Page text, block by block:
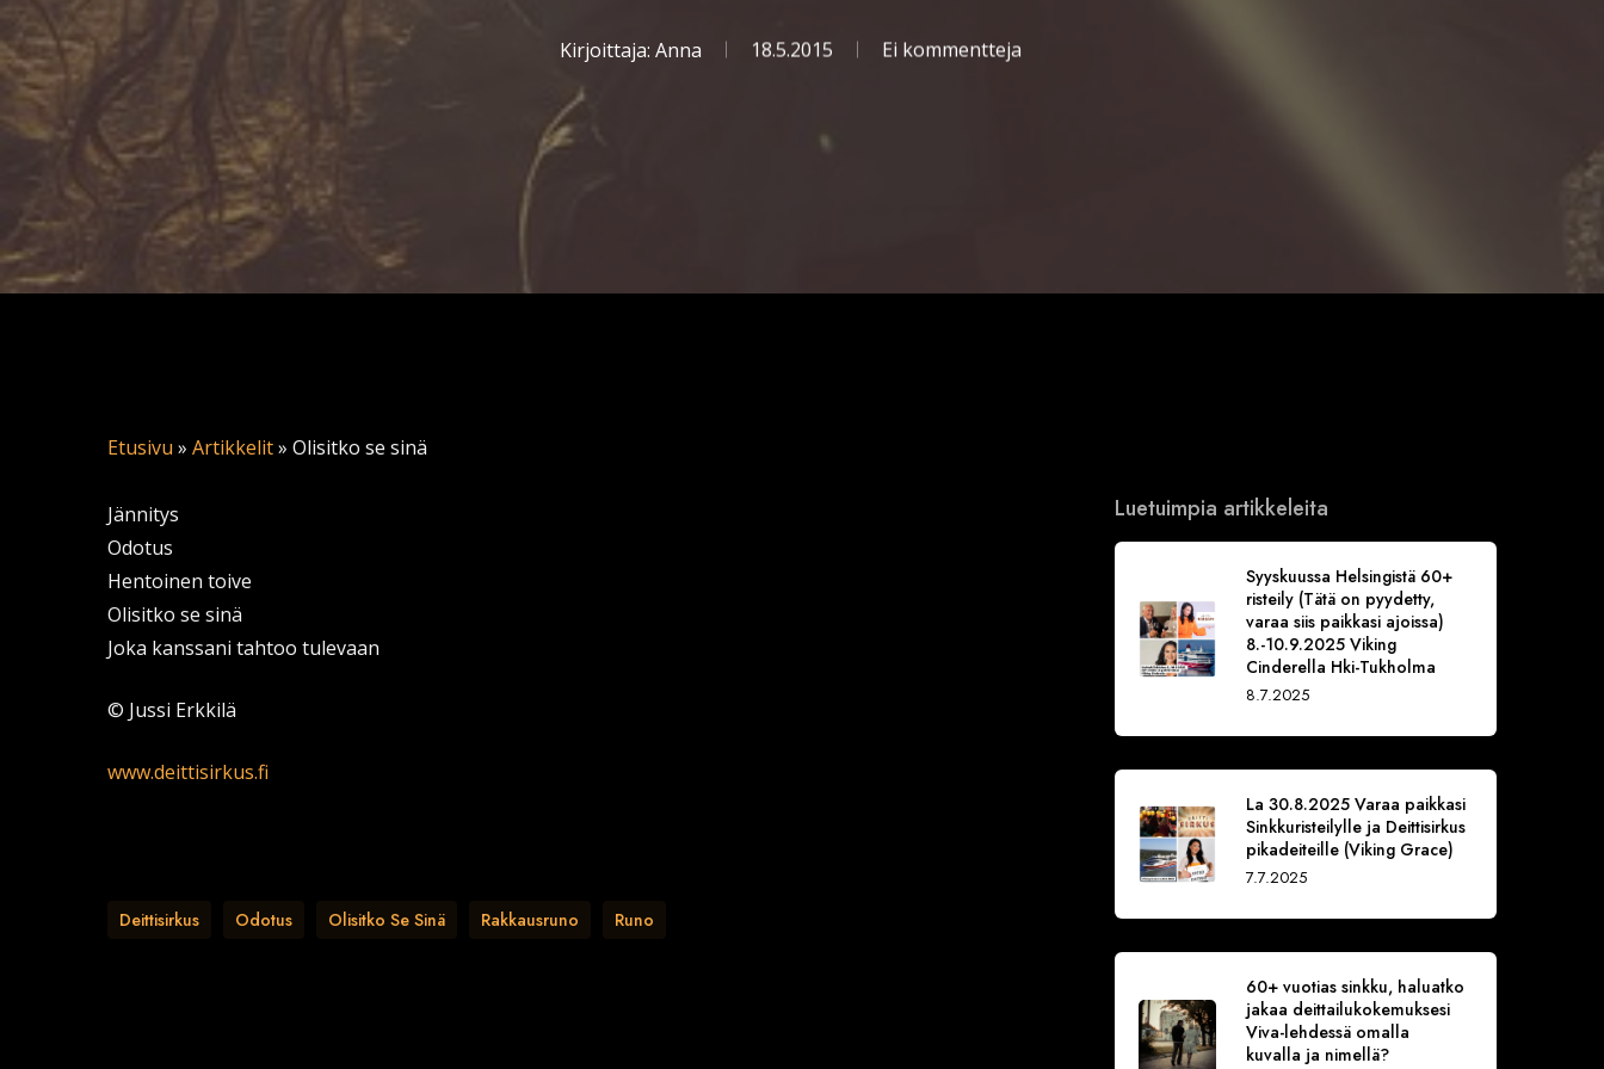
Kirjoittaja: Anna 18.5.2015 Ei kommentteja
Etusivu » Artikkelit» Olisitko se sinä
Jännitys
Odotus
Hentoinen toive
Olisitko se sinä
Joka kanssani tahtoo tulevaan
© Jussi Erkkilä
www.deittisirkus.fi
Deittisirkus Odotus Olisitko Se Sinä Rakkausruno Runo
Luetuimpia artikkeleita
Syyskuussa Helsingistä 60+
risteily (Tätä on pyydetty,
varaa siis paikkasi ajoissa)
8.-10.9.2025 Viking
Cinderella Hki-Tukholma
8.7.2025
La 30.8.2025 Varaa paikkasi
Sinkkuristeilylle ja Deittisirkus
pikadeiteille (Viking Grace)
7.7.2025
60+ vuotias sinkku, haluatko
jakaa deittailukokemuksesi
Viva-lehdessä omalla
kuvalla ja nimellä?